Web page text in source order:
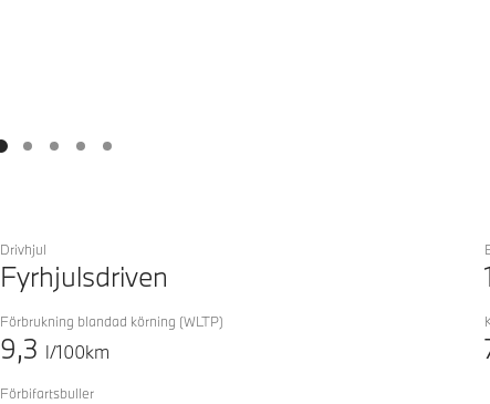
Drivhjul
Fyrhjulsdriven
Förbrukning blandad körning (WLTP)
9,3 l/100km
Förbifartsbuller